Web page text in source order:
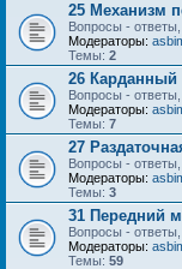
25 Механизм
Вопросы - ответы,
Модераторы:
Темы: 2
26 Карданный
Вопросы - ответы,
Модераторы:
Темы: 7
27
Вопросы - ответы,
Модераторы:
Темы: 3
31 Передний
Вопросы - ответы,
Модераторы:
Темы: 59